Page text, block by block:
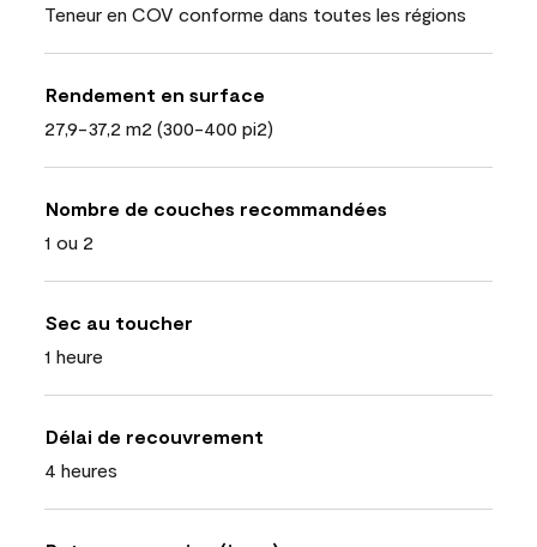
Teneur en COV conforme dans toutes les régions
Rendement en surface
27,9-37,2 m2 (300-400 pi2)
Nombre de couches recommandées
1 ou 2
Sec au toucher
1 heure
Délai de recouvrement
4 heures